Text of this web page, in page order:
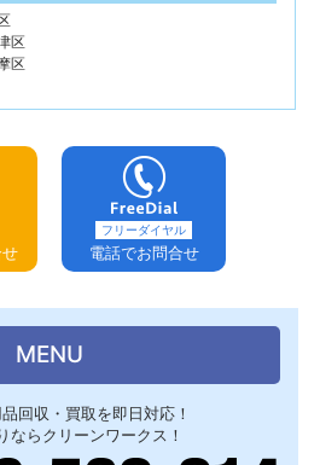
区
区
フリーダイヤル
電話でお問合せ
MENU
回収・買取を即日対応！
ならクリーンワークス！